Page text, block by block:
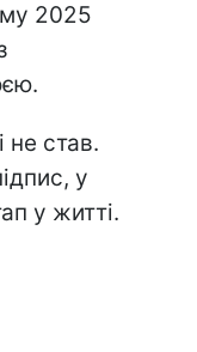
2025
не став.
у
у житті.